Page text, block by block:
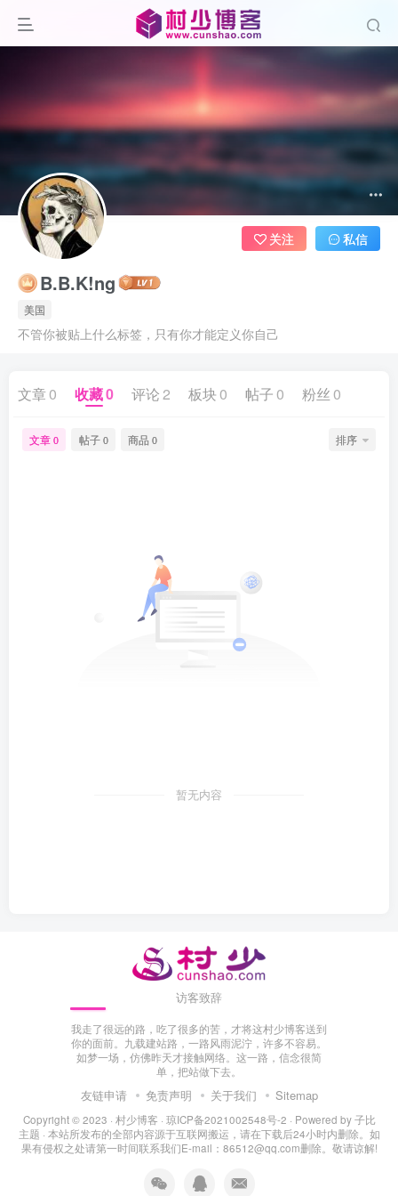
B.B.K!ng
美国
不管你被贴上什么标签，只有你才能定义你自己
关注 私信
文章0 收藏0 评论 2 板块 0 帖子 0 粉丝 0
文章 0 帖子 0 商品 0 排序
暂无内容
访客致辞
我走了很远的路，吃了很多的苦，才将这村少博客送到
你的面前。九载建站路，一路风雨泥泞，许多不容易。
如梦一场，仿佛昨天才接触网络。这一路，信念很简
单，把站做下去。
友链申请 免责声明 关于我们 Sitemap
Copyright © 2023 · 村少博客 · 琼ICP备2021002548号-2 · Powered by子比
主题 · 本站所发布的全部内容源于互联网搬运，请在下载后24小时内删除。如
果有侵权之处请第一时间联系我们E-mail：86512@qq.com删除。敬请谅解!